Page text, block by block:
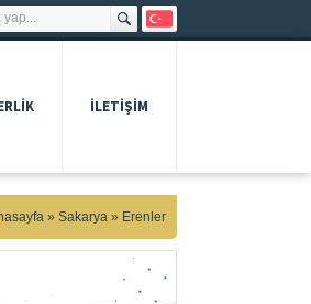
İLETİŞİM
» Sakarya » Erenler